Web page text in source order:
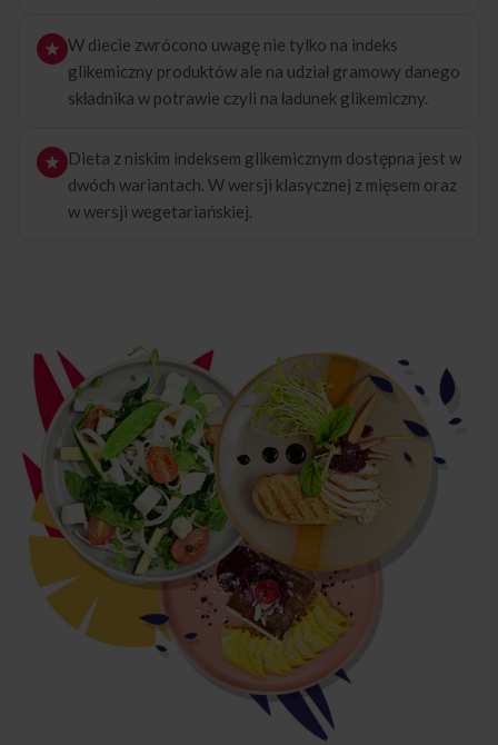
W diecie zwrócono uwagę nie tylko na indeks
glikemiczny produktów ale na udział gramowy danego
składnika w potrawie czyli na ładunek glikemiczny.
Dieta z niskim indeksem glikemicznym dostępna jest w
dwóch wariantach. W wersji klasycznej z mięsem oraz
w wersji wegetariańskiej.